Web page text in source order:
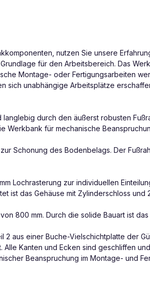
nutzen Sie unsere
für den Arbeitsbereich. Das
Montage- oder Fertigungsarbeiten
unabhängige Arbeitsplätze
durch den äußerst robusten
für mechanische
Schonung des Bodenbelags. Der
Lochrasterung zur individuellen
ist das Gehäuse mit Zylinderschloss und
800 mm. Durch die solide Bauart ist
aus einer Buche-Vielschichtplatte der
Kanten und Ecken sind geschliffen
Beanspruchung im Montage- und